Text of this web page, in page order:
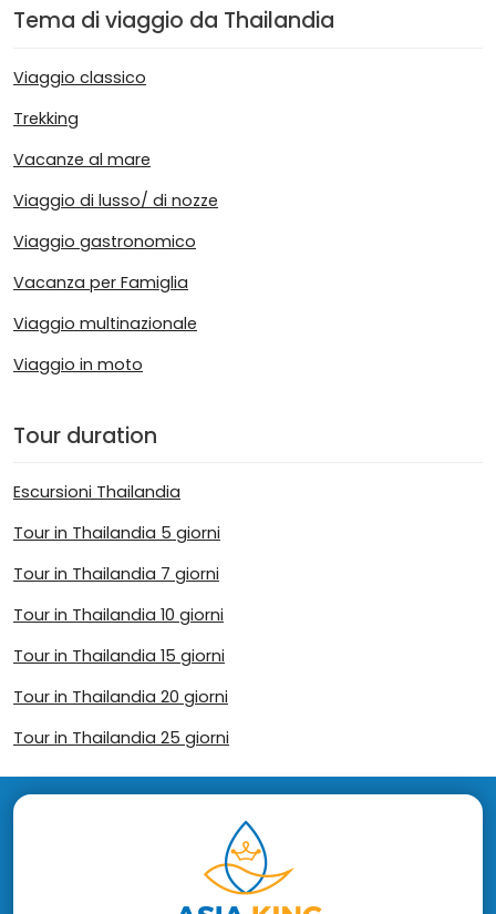
Tema di viaggio da Thailandia
Viaggio classico
Trekking
Vacanze al mare
Viaggio di lusso/ di nozze
Viaggio gastronomico
Vacanza per Famiglia
Viaggio multinazionale
Viaggio in moto
Tour duration
Escursioni Thailandia
Tour in Thailandia 5 giorni
Tour in Thailandia 7 giorni
Tour in Thailandia 10 giorni
Tour in Thailandia 15 giorni
Tour in Thailandia 20 giorni
Tour in Thailandia 25 giorni